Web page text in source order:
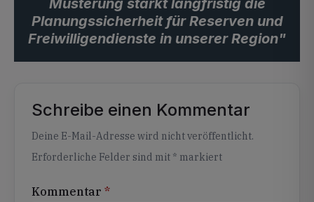
Musterung stärkt langfristig die
Planungssicherheit für Reserven und
Freiwilligendienste in unserer Region"
Schreibe einen Kommentar
Deine E-Mail-Adresse wird nicht veröffentlicht.
Erforderliche Felder sind mit * markiert
Kommentar *
Alternative: